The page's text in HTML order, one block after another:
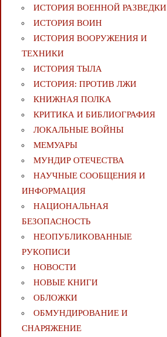
ИСТОРИЯ ВОЕННОЙ РАЗВЕДКИ
ИСТОРИЯ ВОИН
ИСТОРИЯ ВООРУЖЕНИЯ И
ТЕХНИКИ
ИСТОРИЯ ТЫЛА
ИСТОРИЯ: ПРОТИВ ЛЖИ
КНИЖНАЯ ПОЛКА
КРИТИКА И БИБЛИОГРАФИЯ
ЛОКАЛЬНЫЕ ВОЙНЫ
МЕМУАРЫ
МУНДИР ОТЕЧЕСТВА
НАУЧНЫЕ СООБЩЕНИЯ И
ИНФОРМАЦИЯ
НАЦИОНАЛЬНАЯ
БЕЗОПАСНОСТЬ
НЕОПУБЛИКОВАННЫЕ
РУКОПИСИ
НОВОСТИ
НОВЫЕ КНИГИ
ОБЛОЖКИ
ОБМУНДИРОВАНИЕ И
СНАРЯЖЕНИЕ